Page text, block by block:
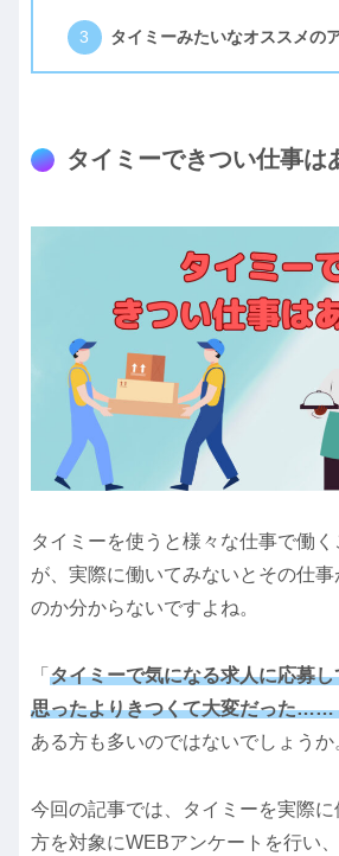
タイミーみたいなオススメの
タイミーできつい仕事は
タイミーを使うと様々な仕事で働
が、実際に働いてみないとその仕
のか分からないですよね。
「 タイミーで気になる求人に応募
思ったよりきつくて大変だった……
ある方も多いのではないでしょうか
今回の記事では、タイミーを実際
方を対象にWEBアンケートを行い